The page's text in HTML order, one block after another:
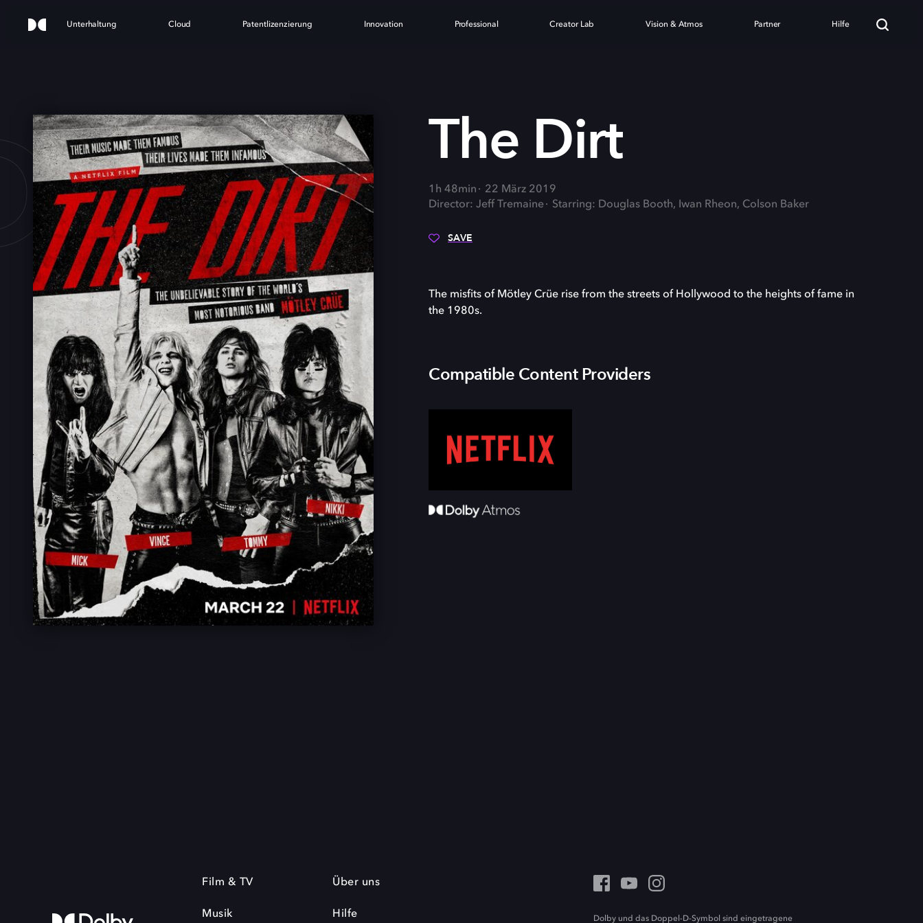
Unterhaltung Cloud Patentlizenzierung Innovation Professional Creator Lab Vision & Atmos Partner Hilfe
The Dirt
1h 48min
22 März 2019
Director: Jeff Tremaine
Starring: Douglas Booth, Iwan Rheon, Colson Baker
SAVE
The misfits of Mötley Crüe rise from the streets of Hollywood to the heights of fame in
the 1980s.
Compatible Content Providers
Film & TV
Musik
Über uns
Hilfe Dolby und das Doppel-D-Symbol sind eingetragene